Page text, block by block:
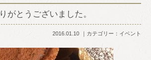
がとうございました。
2016.01.10 カテゴリー： イベント